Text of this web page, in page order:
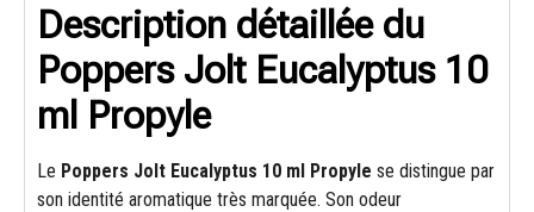
Description détaillée du
Poppers Jolt Eucalyptus 10
ml Propyle
Le Poppers Jolt Eucalyptus 10 ml Propyle se distingue par
son identité aromatique très marquée. Son odeur